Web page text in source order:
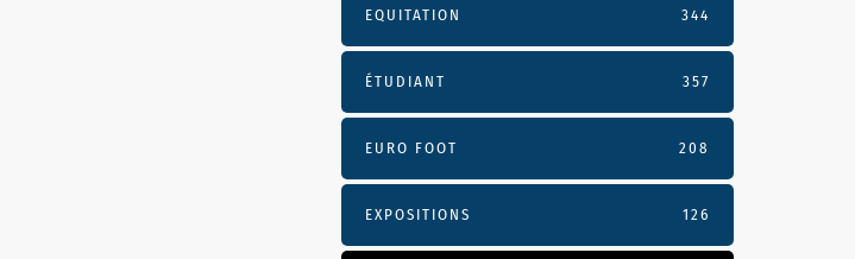
EQUITATION 344
ÉTUDIANT 357
EURO FOOT 208
EXPOSITIONS 126